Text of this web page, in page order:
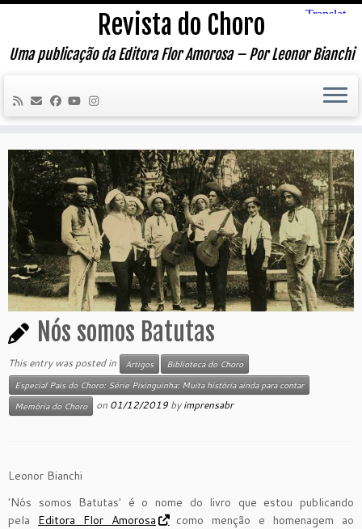
Skip
content
Revista do Choro
Uma publicação da Editora Flor Amorosa – Por Leonor Bianchi
Nós somos Batutas
This entry was posted in Artigos
Biblioteca do Choro
Especial Pais do Choro: Série Pixinguinha: Muita história ainda para contar
Memória do Choro
on 01/12/2019 byimprensabr
Leonor Bianchi
'Nós somos Batutas' é o nome do livro que estou publicando
pela Editora Flor Amorosa
como menção e homenagem ao